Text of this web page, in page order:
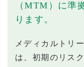
（MTM）に準
ります。
メディカルトリ
は、初期のリス